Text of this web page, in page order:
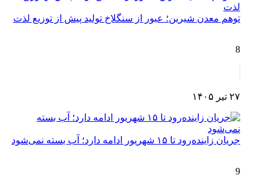
توهم معدن شیرین؛ عبور از سنگلاخ تولید پیش از توزیع لذت
8
۲۷ تیر ۱۴۰۵
جریان زاینده‌رود تا ۱۵ شهریور ادامه دارد؛ آب بسته نمی‌شود
9